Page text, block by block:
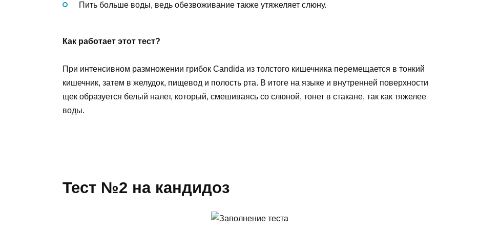
Пить больше воды, ведь обезвоживание также утяжеляет слюну.
Как работает этот тест?
При интенсивном размножении грибок Candida из толстого кишечника перемещается в тонкий
кишечник, затем в желудок, пищевод и полость рта. В итоге на языке и внутренней поверхности
щек образуется белый налет, который, смешиваясь со слюной, тонет в стакане, так как тяжелее
воды.
Тест №2 на кандидоз